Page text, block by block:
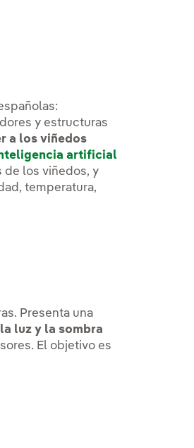
y estructuras
a los viñedos
artificial
de los viñedos, y
temperatura,
Presenta una
luz y la sombra
El objetivo es